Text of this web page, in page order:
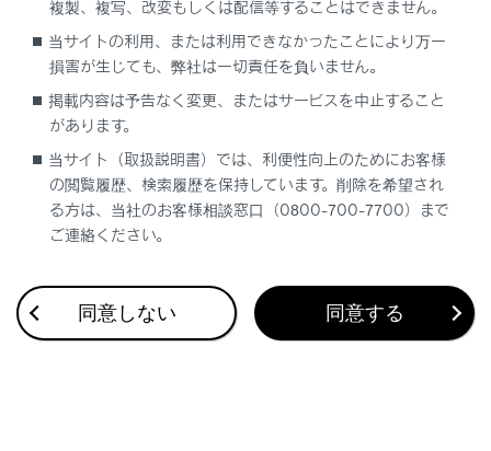
合わせて見られているページ
走行モードを切りかえる
ヘッドランプの使用
雨の日の視界の確保
このページは役に立ちましたか？
複製、複写、改変もしくは配信等することはできません。
当サイトの利用、または利用できなかったことにより万一
損害が生じても、弊社は一切責任を負いません。
掲載内容は予告なく変更、またはサービスを中止すること
があります。
当サイト（取扱説明書）では、利便性向上のためにお客様
の閲覧履歴、検索履歴を保持しています。削除を希望され
る方は、当社のお客様相談窓口（0800-700-7700）まで
ご連絡ください。
同意しない 同意する